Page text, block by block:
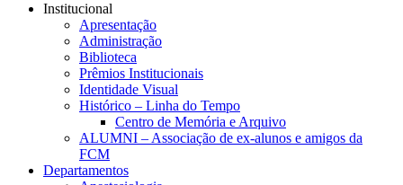
Institucional
Apresentação
Administração
Biblioteca
Prêmios Institucionais
Identidade Visual
Histórico – Linha do Tempo
Centro de Memória e Arquivo
ALUMNI – Associação de ex-alunos e amigos da
FCM
Departamentos